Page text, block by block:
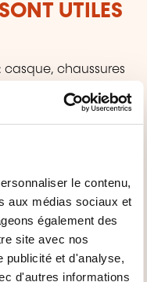
le contenu,
aux médias sociaux et
également des
site avec nos
et d'analyse,
d'autres informations
UTILES
casque, chaussures
fluorescent,
vêtements de
une évaluation
de 70% de bonnes
et dans